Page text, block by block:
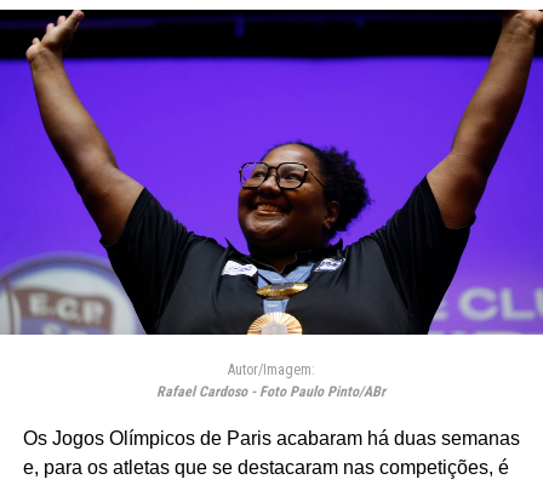
Autor/Imagem:
Rafael Cardoso - Foto Paulo Pinto/ABr
Os Jogos Olímpicos de Paris acabaram há duas semanas
e, para os atletas que se destacaram nas competições, é